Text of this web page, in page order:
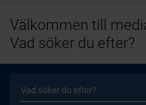
Välkommen till
Vad söker du efter?